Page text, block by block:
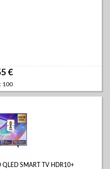
€
100
QLED SMART TV HDR10+